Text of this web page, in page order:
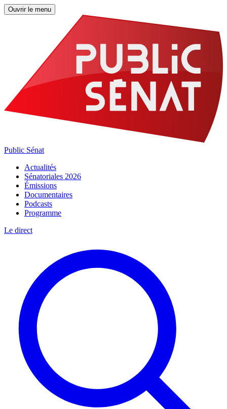
Ouvrir le menu
Public Sénat
Actualités
Sénatoriales 2026
Émissions
Documentaires
Podcasts
Programme
Le direct